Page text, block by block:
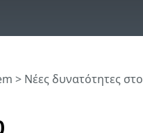
> Νέες δυνατότητες στο